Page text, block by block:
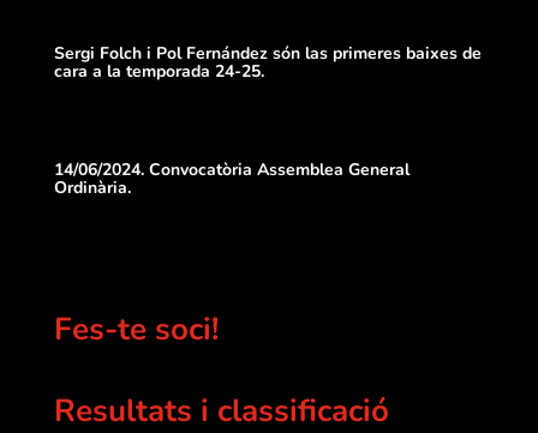
Sergi Folch i Pol Fernández són las primeres baixes de
cara a la temporada 24-25.
14/06/2024. Convocatòria Assemblea General
Ordinària.
Fes-te soci!
Resultats i classificació